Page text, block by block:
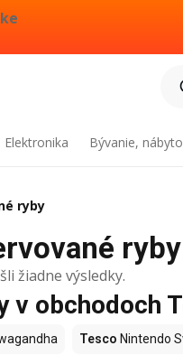
Elektronika Bývanie,
ryby
žiadne výsledky.
v obchodoch
Tesco Nintendo